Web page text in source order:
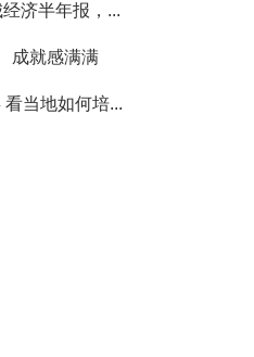
济半年报，...
成就感满满
当地如何培...